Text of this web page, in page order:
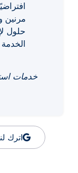
مرنين
حلول
الخدمة
خدمات
اترك